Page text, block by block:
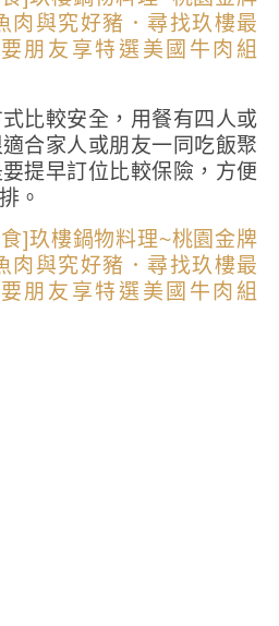
比較安全，用餐有四人或
合家人或朋友一同吃飯聚
提早訂位比較保險，方便
。